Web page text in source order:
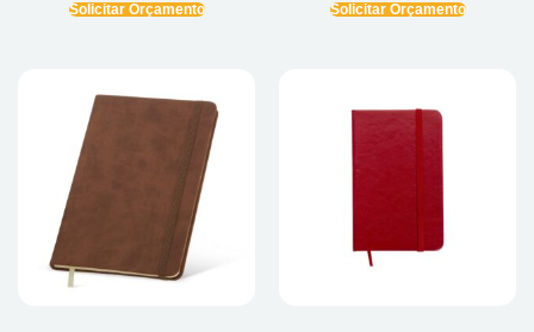
Solicitar Orçamento Solicitar Orçamento